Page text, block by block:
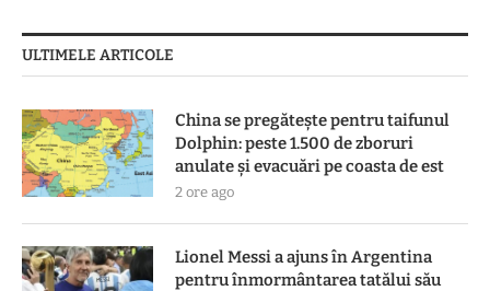
ULTIMELE ARTICOLE
China se pregătește pentru taifunul
Dolphin: peste 1.500 de zboruri
anulate și evacuări pe coasta de est
2 ore ago
Lionel Messi a ajuns în Argentina
pentru înmormântarea tatălui său